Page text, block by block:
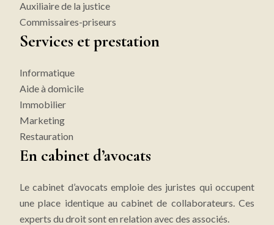
Auxiliaire de la justice
Commissaires-priseurs
Services et prestation
Informatique
Aide à domicile
Immobilier
Marketing
Restauration
En cabinet d’avocats
Le cabinet d’avocats emploie des juristes qui occupent
une place identique au cabinet de collaborateurs. Ces
experts du droit sont en relation avec des associés.